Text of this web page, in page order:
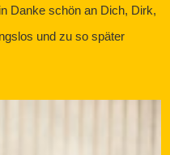
Danke schön an Dich, Dirk,
und zu so später